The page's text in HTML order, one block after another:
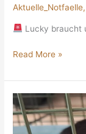
Aktuelle_Notfaelle,
Lucky braucht
Read More »
Fundkätzchen
mit
Lungenentzündung